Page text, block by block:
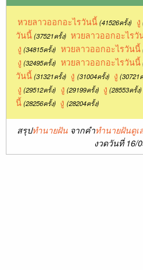
หวยลาวออกอะไรวันนี้ (41526ครั้ง) งู
วันนี้(37521ครั้ง) หวยลาวออกอะไรวั
งู (34815ครั้ง) หวยลาวออกอะไรวันนี้
งู (32495ครั้ง) หวยลาวออกอะไรวันนี้
วันนี้(31321ครั้ง) งู (31004ครั้ง) งู (30721
งู (29512ครั้ง) งู (29199ครั้ง) งู (28553ครั้ง)
นี้(28256ครั้ง) งู (28204ครั้ง)
สรุปทำนายฝัน จากคำทำนายฝันดูเ
งวดวันที่ 16/